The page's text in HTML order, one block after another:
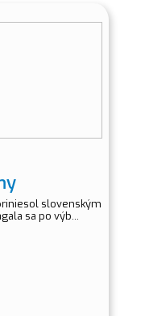
slovenským
sa po výb...